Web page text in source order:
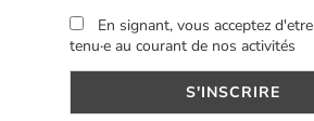
En signant, vous acceptez d'etre
tenu·e au courant de nos activités